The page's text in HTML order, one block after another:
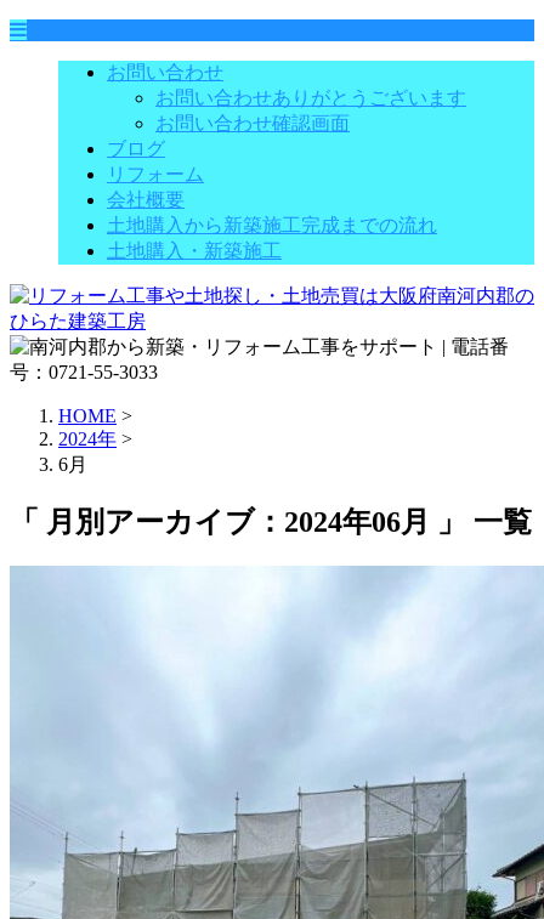
お問い合わせ
お問い合わせありがとうございます
お問い合わせ確認画面
ブログ
リフォーム
会社概要
土地購入から新築施工完成までの流れ
土地購入・新築施工
HOME >
2024年 >
6月
「 月別アーカイブ：2024年06月 」 一覧